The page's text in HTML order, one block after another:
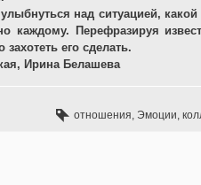
над ситуацией,
каждому. Перефразируя
его сделать.
Ирина Белашева
отношения, Эмоции,